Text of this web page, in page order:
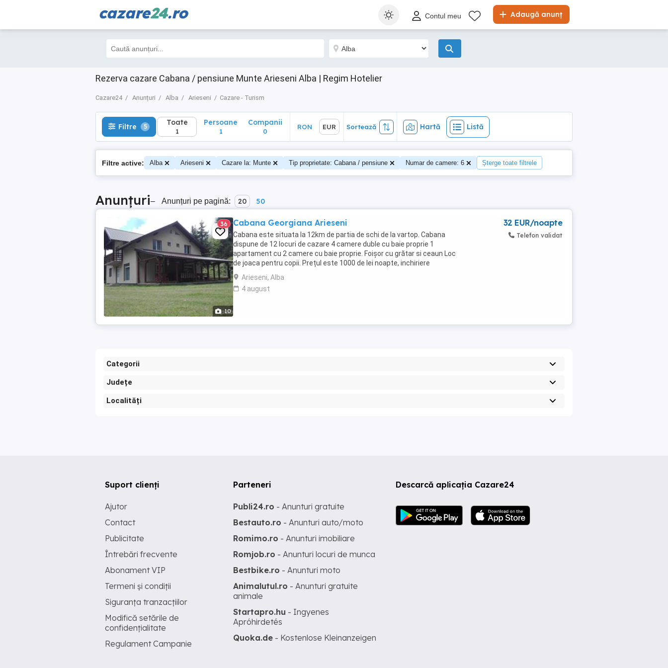
cazare24.ro Adaugă anunț
Contul meu
Rezerva cazare Cabana / pensiune Munte Arieseni Alba | Regim Hotelier
Cazare24 Anunțuri Alba Arieseni Cazare - Turism
Filtre 5 Toate
1
Hartă Listă
Filtre 5 Toate
1
Persoane
1
Companii
0
RON EUR Sortează Hartă Listă
Filtre active: Alba Arieseni Cazare la: Munte Tip proprietate: Cabana / pensiune Numar de camere: 6 Șterge toate filtrele
Anunțuri– Anunțuri pe pagină: 20 50
10
36 Cabana Georgiana Arieseni
Cabana este situata la 12km de partia de schi de la vartop. Cabana
dispune de 12 locuri de cazare 4 camere duble cu baie proprie 1
apartament cu 2 camere cu baie proprie. Foișor cu grătar si ceaun Loc
de joaca pentru copii. Prețul este 1000 de lei noapte, inchiriere
integrala.
Arieseni, Alba
4 august
32 EUR/noapte
Telefon validat
Categorii
Județe
Localități
Descarcă aplicația Cazare24
Suport clienți
Ajutor
Contact
Publicitate
Întrebări frecvente
Abonament VIP
Termeni și condiții
Siguranța tranzacțiilor
Modifică setările de
confidențialitate
Regulament Campanie
Parteneri
Publi24.ro - Anunturi gratuite
Bestauto.ro - Anunturi auto/moto
Romimo.ro - Anunturi imobiliare
Romjob.ro - Anunturi locuri de munca
Bestbike.ro - Anunturi moto
Animalutul.ro - Anunturi gratuite
animale
Startapro.hu - Ingyenes
Apróhirdetés
Quoka.de - Kostenlose Kleinanzeigen